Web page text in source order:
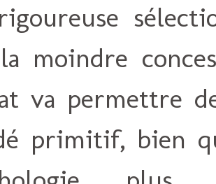
la moindre
va permettre
primitif, bien